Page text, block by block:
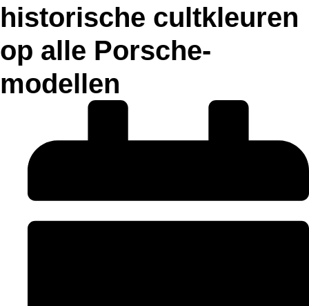
historische cultkleuren
op alle Porsche-
modellen